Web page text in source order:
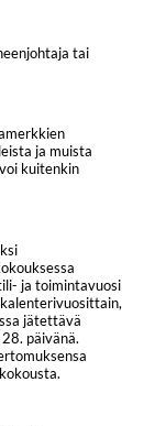
tai
ja muista
kuitenkin
ja toimintavuosi
jätettävä
päivänä.